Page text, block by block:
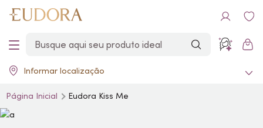
Informar localização
Página Inicial Eudora Kiss Me